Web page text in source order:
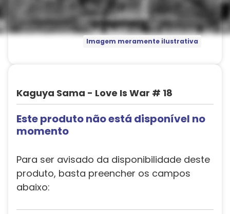
Imagem meramente ilustrativa
Kaguya Sama - Love Is War # 18
Este produto não está disponível no
momento
Para ser avisado da disponibilidade deste
produto, basta preencher os campos
abaixo: